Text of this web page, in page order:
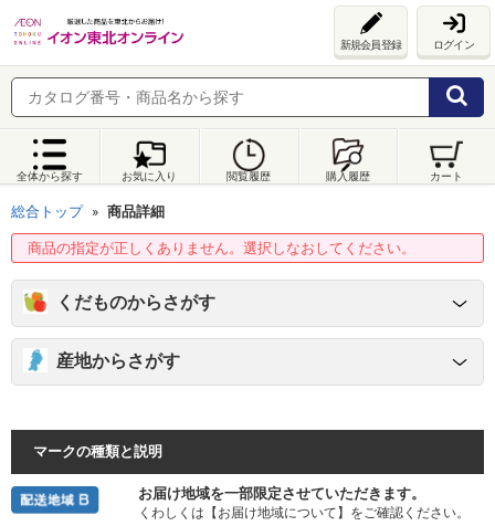
新規会員登録 ログイン
全体から探す お気に入り 閲覧履歴 購入履歴 カート
総合トップ 商品詳細
商品の指定が正しくありません。選択しなおしてください。
くだものからさがす
産地からさがす
マークの種類と説明
お届け地域を一部限定させていただきます。
くわしくは【お届け地域について】をご確認ください。